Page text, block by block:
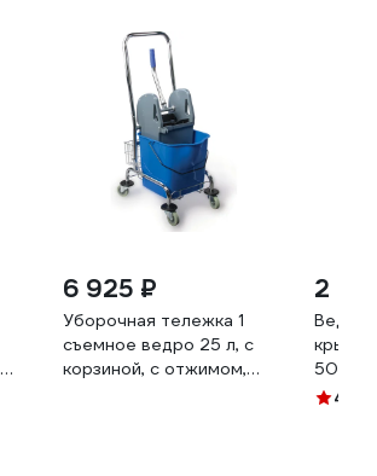
6 925 ₽
Уборочная тележка 1
съемное ведро 25 л, с
корзиной, с отжимом,
2
50л,
серое
4.4